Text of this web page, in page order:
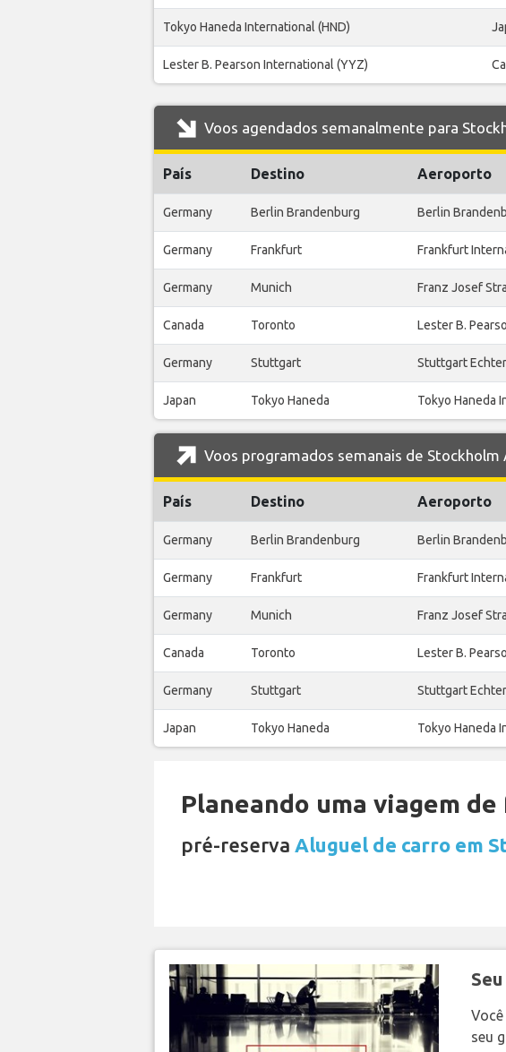
Tokyo Haneda International (HND)
Lester B. Pearson International (YYZ)
Voos agendados semanalmente para
País Destino Aeroporto
Germany Berlin Brandenburg Berlin
Germany Frankfurt Frankfurt
Germany Munich Franz Josef
Canada Toronto Lester B.
Germany Stuttgart Stuttgart
Japan Tokyo Haneda Tokyo Haneda
Voos programados semanais de
País Destino Aeroporto
Germany Berlin Brandenburg Berlin
Germany Frankfurt Frankfurt
Germany Munich Franz Josef
Canada Toronto Lester B.
Germany Stuttgart Stuttgart
Japan Tokyo Haneda Tokyo Haneda
Planeando uma viagem
pré-reserva Aluguel de carro em
seu